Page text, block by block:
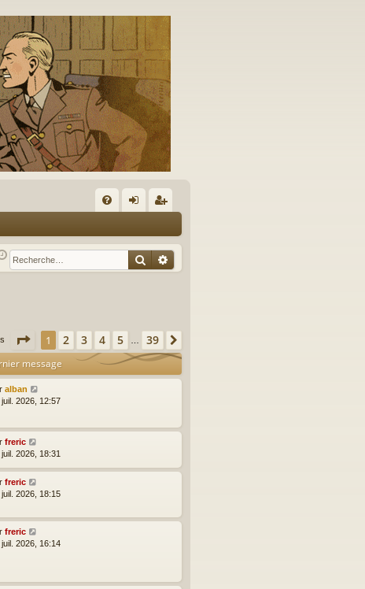
Q ne
xi
nr
eg
Rechercher
Recherche avancée
Page 1sur 39
1 2 3 4 5 … 39
message
alban
juil. 2026, 12:57
freric
juil. 2026, 18:31
freric
juil. 2026, 18:15
freric
juil. 2026, 16:14